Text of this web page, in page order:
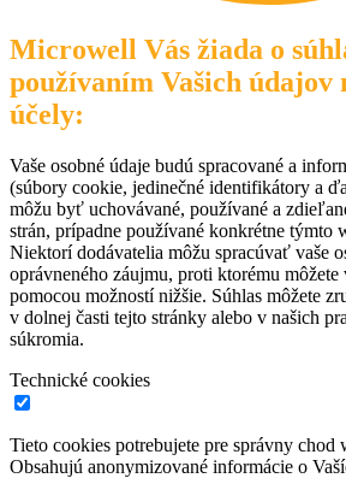
Microwell Vás žiada o
používaním Vašich údajov
účely:
Vaše osobné údaje budú spracované a
(súbory cookie, jedinečné identifikátory a
môžu byť uchovávané, používané a
strán, prípadne používané konkrétne týmto
Niektorí dodávatelia môžu spracúvať vaše
oprávneného záujmu, proti ktorému
pomocou možností nižšie. Súhlas môžete
v dolnej časti tejto stránky alebo v našich
súkromia.
Technické cookies
Tieto cookies potrebujete pre správny chod
Obsahujú anonymizované informácie o